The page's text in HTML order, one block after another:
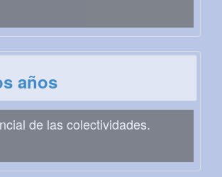
años
de las colectividades.